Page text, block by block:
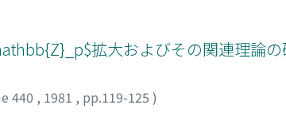
拡大およびその関連理論の
440 , 1981 , pp.119-125 )